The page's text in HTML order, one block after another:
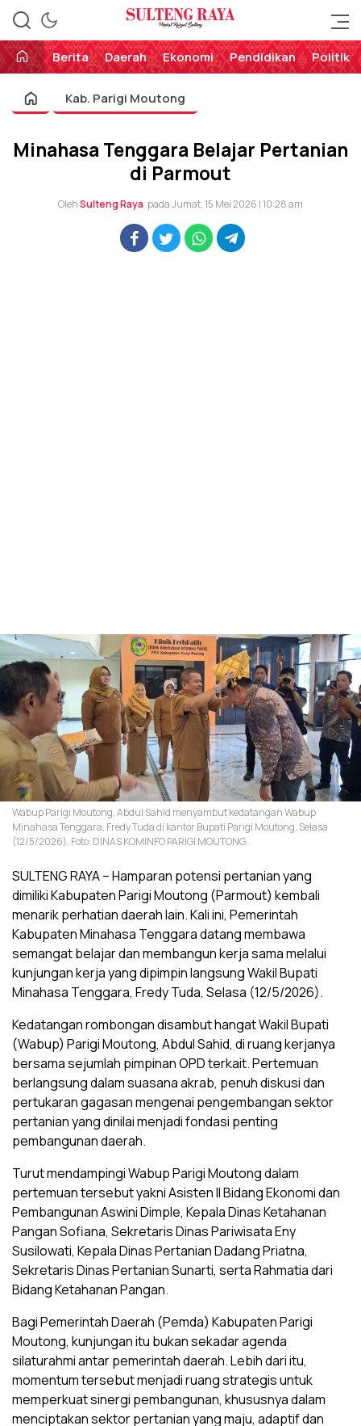
Sulteng Raya
Perekat Rakyat Sulteng
Berita
Daerah Ekonomi Pendidikan Politik
Kab. Parigi Moutong
Minahasa Tenggara Belajar Pertanian
di Parmout
OlehSulteng Raya pada Jumat, 15 Mei 2026 | 10:28 am
Wabup Parigi Moutong, Abdul Sahid menyambut kedatangan Wabup
Minahasa Tenggara, Fredy Tuda di kantor Bupati Parigi Moutong, Selasa
(12/5/2026). Foto: DINAS KOMINFO PARIGI MOUTONG.
SULTENG RAYA – Hamparan potensi pertanian yang
dimiliki Kabupaten Parigi Moutong (Parmout) kembali
menarik perhatian daerah lain. Kali ini, Pemerintah
Kabupaten Minahasa Tenggara datang membawa
semangat belajar dan membangun kerja sama melalui
kunjungan kerja yang dipimpin langsung Wakil Bupati
Minahasa Tenggara, Fredy Tuda, Selasa (12/5/2026).
Kedatangan rombongan disambut hangat Wakil Bupati
(Wabup) Parigi Moutong, Abdul Sahid, di ruang kerjanya
bersama sejumlah pimpinan OPD terkait. Pertemuan
berlangsung dalam suasana akrab, penuh diskusi dan
pertukaran gagasan mengenai pengembangan sektor
pertanian yang dinilai menjadi fondasi penting
pembangunan daerah.
Turut mendampingi Wabup Parigi Moutong dalam
pertemuan tersebut yakni Asisten II Bidang Ekonomi dan
Pembangunan Aswini Dimple, Kepala Dinas Ketahanan
Pangan Sofiana, Sekretaris Dinas Pariwisata Eny
Susilowati, Kepala Dinas Pertanian Dadang Priatna,
Sekretaris Dinas Pertanian Sunarti, serta Rahmatia dari
Bidang Ketahanan Pangan.
Bagi Pemerintah Daerah (Pemda) Kabupaten Parigi
Moutong, kunjungan itu bukan sekadar agenda
silaturahmi antar pemerintah daerah. Lebih dari itu,
momentum tersebut menjadi ruang strategis untuk
memperkuat sinergi pembangunan, khususnya dalam
menciptakan sektor pertanian yang maju, adaptif dan